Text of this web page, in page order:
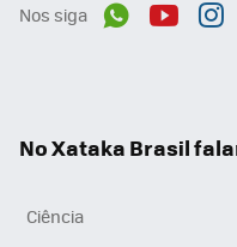
Nos siga
No Xataka Brasil
Ciência